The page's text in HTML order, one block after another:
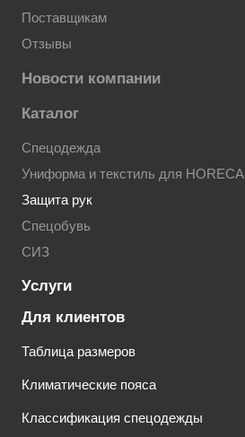
Поставщикам
Отзывы
Новости компании
Каталог
Спецодежда
Униформа и текстиль для HORECA
Защита рук
Спецобувь
СИЗ
Услуги
Для клиентов
Таблица размеров
Климатические пояса
Классификация спецодежды